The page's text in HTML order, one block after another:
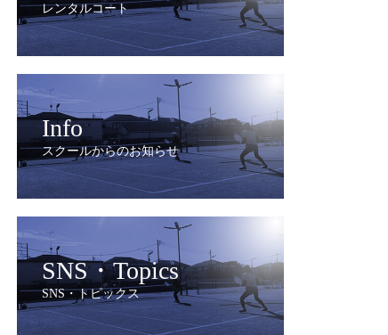
レンタルコート
Info
スクールからのお知らせ
SNS・Topics
SNS・トピックス